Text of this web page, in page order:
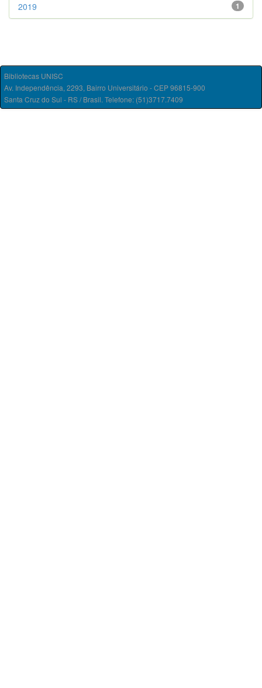
1
2019
Bibliotecas UNISC
Av. Independência, 2293, Bairro Universitário - CEP 96815-900
Santa Cruz do Sul - RS / Brasil. Telefone: (51)3717.7409